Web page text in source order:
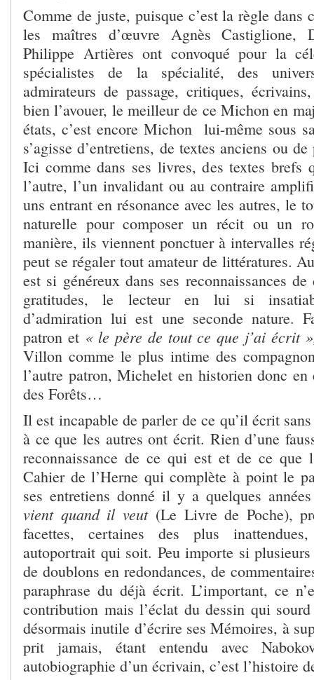
Comme de juste, puisque c’est la règle dans
les maîtres d’œuvre Agnès Castiglione,
Philippe Artières ont convoqué pour la
spécialistes de la spécialité, des
admirateurs de passage, critiques,
bien l’avouer, le meilleur de ce Michon en
états, c’est encore Michon lui-même sous
s’agisse d’entretiens, de textes anciens ou
Ici comme dans ses livres, des textes brefs
l’autre, l’un invalidant ou au contraire
uns entrant en résonance avec les autres, le
naturelle pour composer un récit ou un
manière, ils viennent ponctuer à intervalles
peut se régaler tout amateur de littératures.
est si généreux dans ses reconnaissances
gratitudes, le lecteur en lui si
d’admiration lui est une seconde nature.
patron et « le père de tout ce que j’ai écrit
Villon comme le plus intime des
l’autre patron, Michelet en historien donc
des Forêts…
Il est incapable de parler de ce qu’il écrit
à ce que les autres ont écrit. Rien d’une
reconnaissance de ce qui est et de ce que
Cahier de l’Herne qui complète à point le
ses entretiens donné il y a quelques
vient quand il veut (Le Livre de Poche),
facettes, certaines des plus
autoportrait qui soit. Peu importe si plusieurs
de doublons en redondances, de
paraphrase du déjà écrit. L’important, ce
contribution mais l’éclat du dessin qui
désormais inutile d’écrire ses Mémoires, à
prit jamais, étant entendu avec
autobiographie d’un écrivain, c’est l’histoire